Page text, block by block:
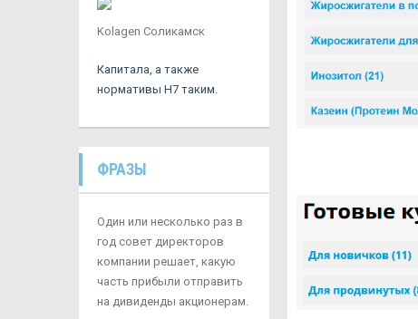
Kolagen Соликамск
Капитала, а также
нормативы Н7 таким.
ФРАЗЫ
Один или несколько раз в
год совет директоров
компании решает, какую
часть прибыли отправить
на дивиденды акционерам.